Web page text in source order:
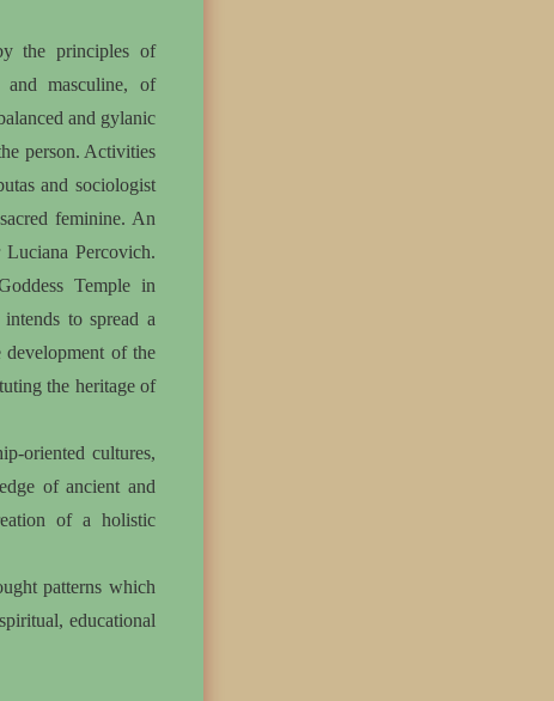
the principles of
and masculine, of
and gylanic
person. Activities
and sociologist
feminine. An
Percovich.
Temple in
to spread a
development of the
the heritage of
oriented cultures,
of ancient and
of a holistic
patterns which
educational